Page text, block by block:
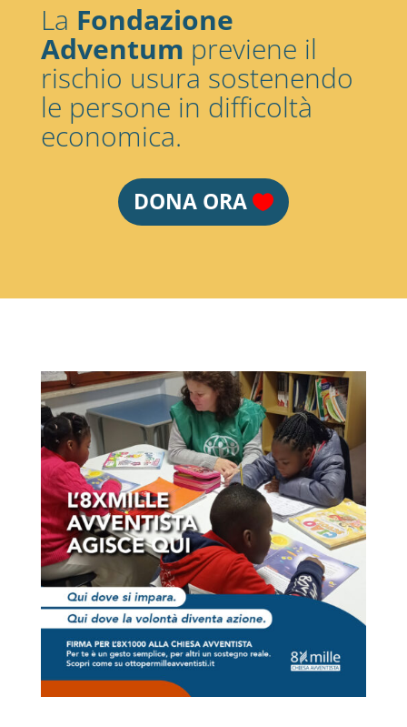
La Fondazione
Adventum previene il
rischio usura sostenendo
le persone in difficoltà
economica.
DONA ORA